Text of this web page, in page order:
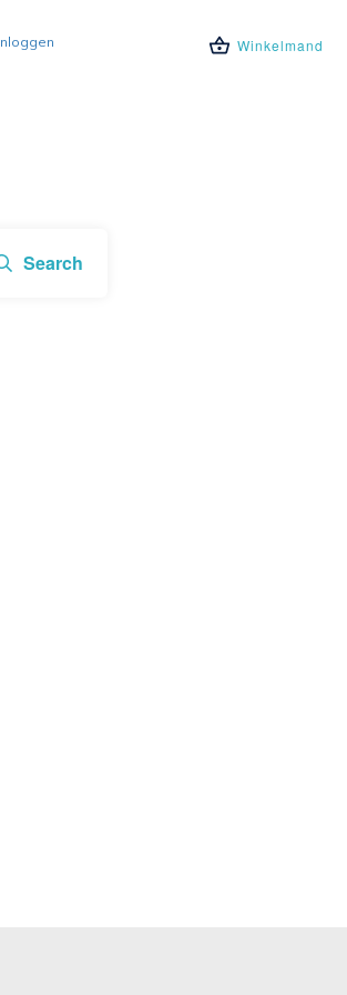
Winkelmand
Search